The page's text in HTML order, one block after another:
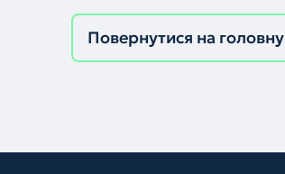
Повернутися на головну